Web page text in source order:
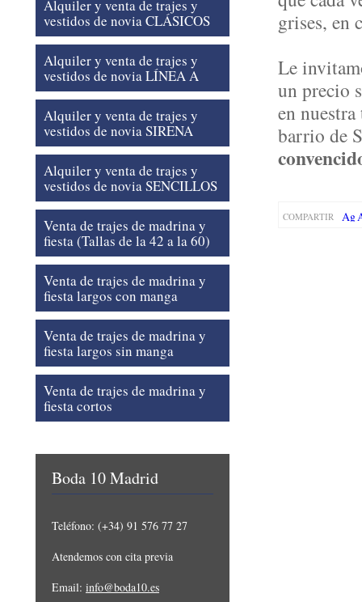
grises, en
Le
un precio
en
barrio de
COMPARTIR
Alquiler y venta de trajes y
vestidos de novia CLÁSICOS
Alquiler y venta de trajes y
vestidos de novia LÍNEA A
Alquiler y venta de trajes y
vestidos de novia SIRENA
Alquiler y venta de trajes y
vestidos de novia SENCILLOS
Venta de trajes de madrina y
fiesta (Tallas de la 42 a la 60)
Venta de trajes de madrina y
fiesta largos con manga
Venta de trajes de madrina y
fiesta largos sin manga
Venta de trajes de madrina y
fiesta cortos
Boda 10 Madrid
Teléfono: (+34) 91 576 77 27
Atendemos con cita previa
Email: info@boda10.es